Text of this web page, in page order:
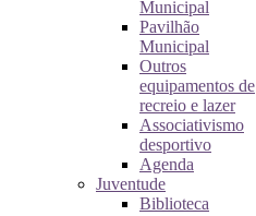
Municipal
Pavilhão
Municipal
Outros
equipamentos de
recreio e lazer
Associativismo
desportivo
Agenda
Juventude
Biblioteca